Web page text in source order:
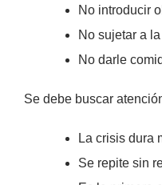
No introducir
No sujetar a
No darle
Se debe buscar
La crisis dura
Se repite sin